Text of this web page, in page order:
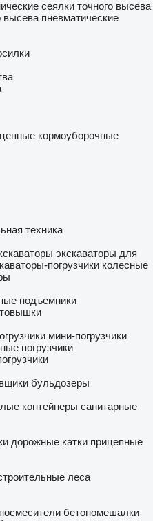
сеялки точного высева
пневматические
кормоуборочные
техника
экскаваторы для
погрузчики колесные
подъемники
мини-погрузчики
погрузчики
бульдозеры
контейнеры санитарные
дорожные катки прицепные
леса
бетономешалки